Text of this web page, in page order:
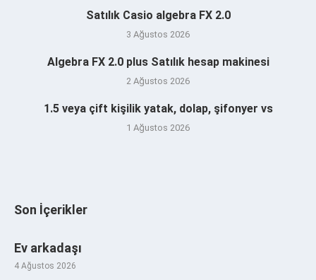
Satılık Casio algebra FX 2.0
3 Ağustos 2026
Algebra FX 2.0 plus Satılık hesap makinesi
2 Ağustos 2026
1.5 veya çift kişilik yatak, dolap, şifonyer vs
1 Ağustos 2026
Son İçerikler
Ev arkadaşı
4 Ağustos 2026